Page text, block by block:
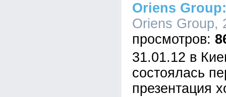
Oriens
Oriens Group,
31.01.12 в
состоялась
презентация